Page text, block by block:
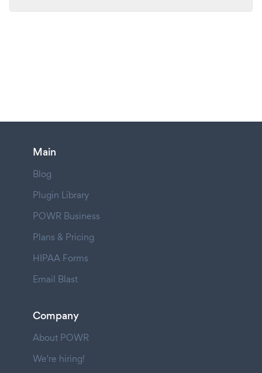
Main
Blog
Plugin Library
POWR Business
Plans & Pricing
HIPAA Forms
Email Blast
Company
About POWR
We're hiring!